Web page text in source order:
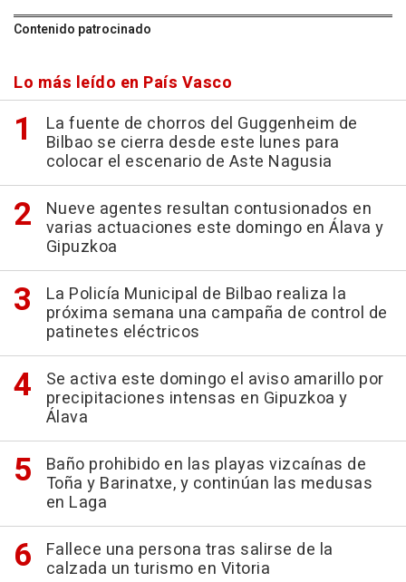
Contenido patrocinado
Lo más leído en País Vasco
La fuente de chorros del Guggenheim de
Bilbao se cierra desde este lunes para
colocar el escenario de Aste Nagusia
Nueve agentes resultan contusionados en
varias actuaciones este domingo en Álava y
Gipuzkoa
La Policía Municipal de Bilbao realiza la
próxima semana una campaña de control de
patinetes eléctricos
Se activa este domingo el aviso amarillo por
precipitaciones intensas en Gipuzkoa y
Álava
Baño prohibido en las playas vizcaínas de
Toña y Barinatxe, y continúan las medusas
en Laga
Fallece una persona tras salirse de la
calzada un turismo en Vitoria